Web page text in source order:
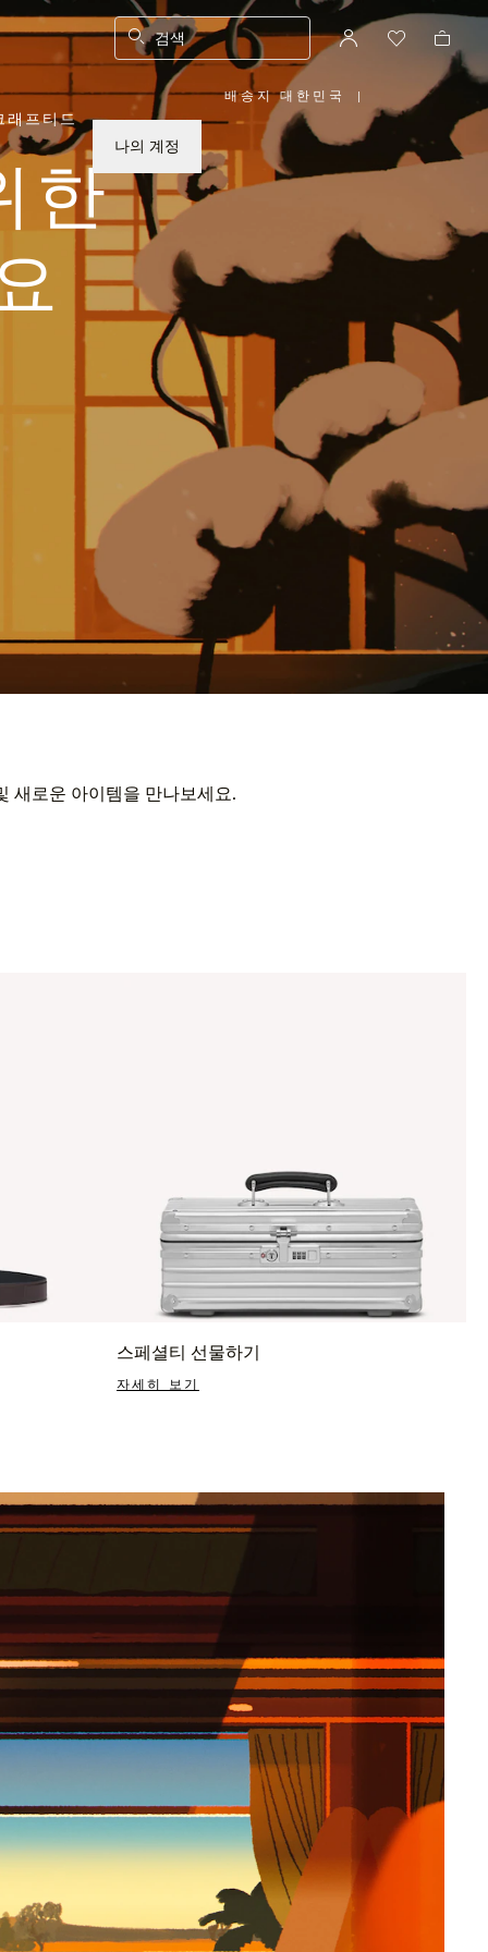
검색
래프티드
나의 계정
배송지 대한민국
,
위
치
를
택
하
|
한
새로운 아이템을 만나보세요.
스페셜티 선물하기
자세히 보기